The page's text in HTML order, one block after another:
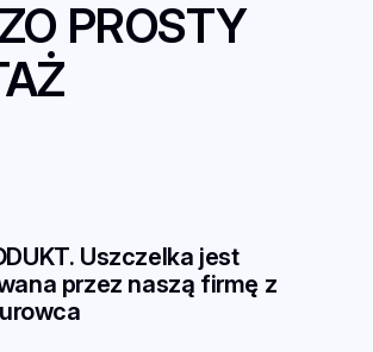
PROSTY
Uszczelka jest
przez naszą firmę z